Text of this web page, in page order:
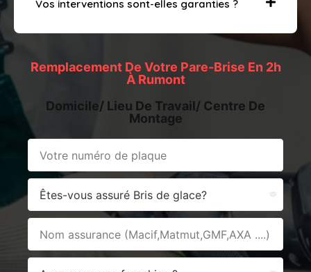
Vos interventions sont-elles garanties ?
Remplacement De Votre Pare-Brise En 2h
À Rumont
Domicile/ Lieu De Travail/ Centre De
Montage